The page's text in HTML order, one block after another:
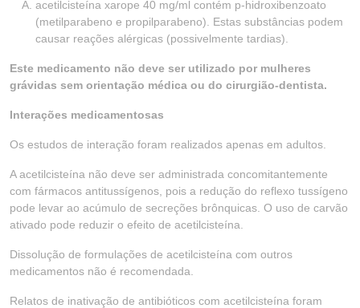
acetilcisteína xarope 40 mg/ml contém p-hidroxibenzoato
(metilparabeno e propilparabeno). Estas substâncias podem
causar reações alérgicas (possivelmente tardias).
Este medicamento não deve ser utilizado por mulheres
grávidas sem orientação médica ou do cirurgião-dentista.
Interações medicamentosas
Os estudos de interação foram realizados apenas em adultos.
A acetilcisteína não deve ser administrada concomitantemente
com fármacos antitussígenos, pois a redução do reflexo tussígeno
pode levar ao acúmulo de secreções brônquicas. O uso de carvão
ativado pode reduzir o efeito de acetilcisteína.
Dissolução de formulações de acetilcisteína com outros
medicamentos não é recomendada.
Relatos de inativação de antibióticos com acetilcisteína foram